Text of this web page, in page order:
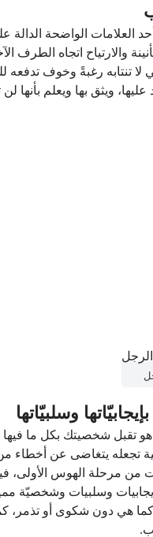
العلامات الواضحة
والارتياح اتجاه الطرف
لا تنتابه رغبةً وخوف
عليها، ويثق بها ويعلم
وسلبيّاتها
تقبل شخصيتك بكل ما
تجعله يتغاضى عن
من مرحلة الهوس الأولى،
إيجابيات وسلبيات وشخصيّة
هي دون شكوى أو تذمر، كما